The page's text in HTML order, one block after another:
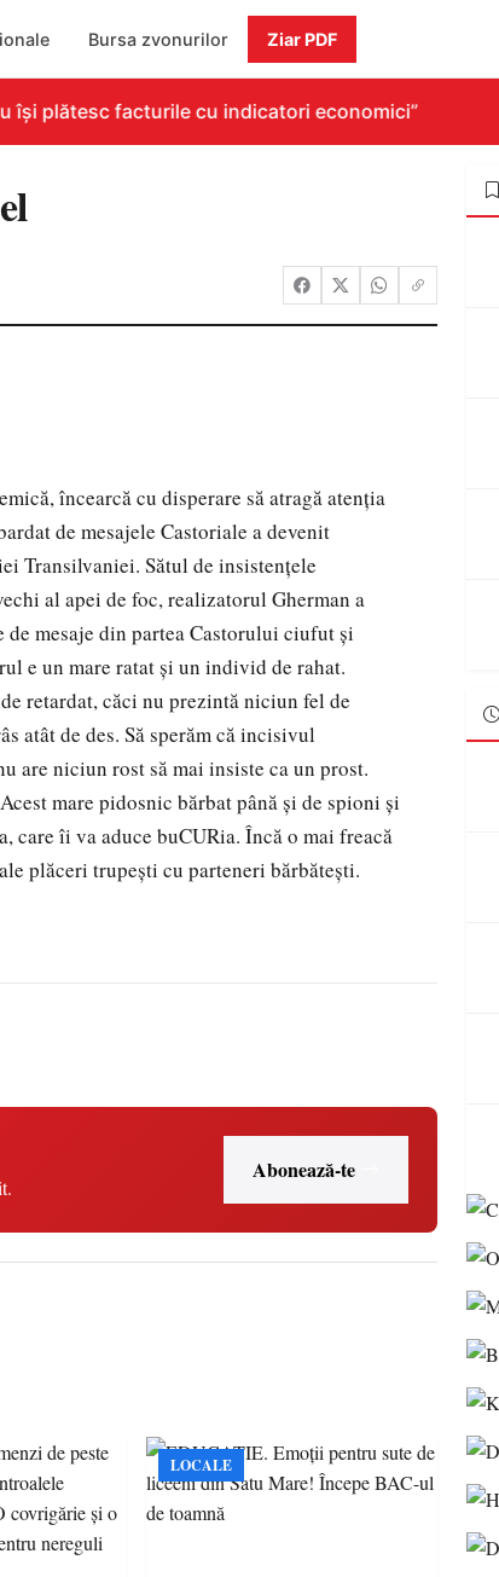
Bursa zvonurilor Ziar PDF
își plătesc facturile cu indicatori economici”
încearcă cu disperare să atragă atenţia
de mesajele Castoriale a devenit
Transilvaniei. Sătul de insistenţele
al apei de foc, realizatorul Gherman a
de mesaje din partea Castorului ciufut şi
e un mare ratat şi un individ de rahat.
retardat, căci nu prezintă niciun fel de
atât de des. Să sperăm că incisivul
are niciun rost să mai insiste ca un prost.
mare pidosnic bărbat până şi de spioni şi
care îi va aduce buCURia. Încă o mai freacă
plăceri trupeşti cu parteneri bărbăteşti.
Abonează-te
LOCALE